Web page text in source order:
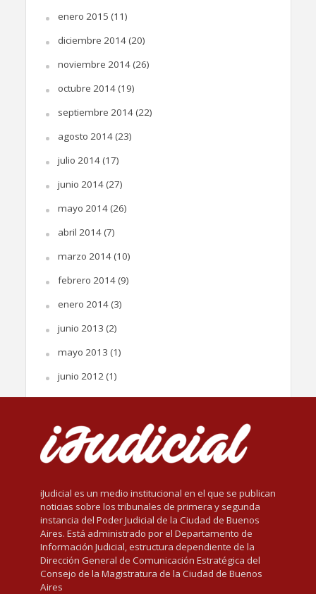
enero 2015 (11)
diciembre 2014(20)
noviembre 2014(26)
octubre 2014(19)
septiembre 2014(22)
agosto 2014(23)
julio 2014(17)
junio 2014(27)
mayo 2014(26)
abril 2014(7)
marzo 2014(10)
febrero 2014(9)
enero 2014(3)
junio 2013 (2)
mayo 2013 (1)
junio 2012(1)
iJudicial es un medio institucional en el que se publican
noticias sobre los tribunales de primera y segunda
instancia del Poder Judicial de la Ciudad de Buenos
Aires. Está administrado por el Departamento de
Información Judicial, estructura dependiente de la
Dirección General de Comunicación Estratégica del
Consejo de la Magistratura de la Ciudad de Buenos
Aires